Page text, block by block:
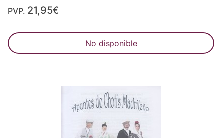
PVP. 21,95€
No disponible